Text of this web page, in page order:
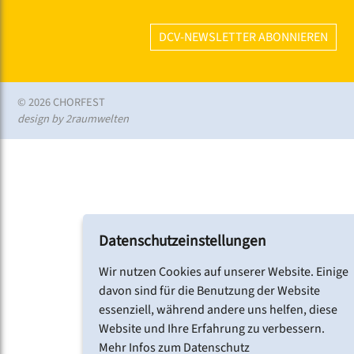
DCV-NEWSLETTER ABONNIEREN
© 2026 CHORFEST
design by 2raumwelten
Datenschutzeinstellungen
Wir nutzen Cookies auf unserer Website. Einige
davon sind für die Benutzung der Website
essenziell, während andere uns helfen, diese
Website und Ihre Erfahrung zu verbessern.
Mehr Infos zum Datenschutz